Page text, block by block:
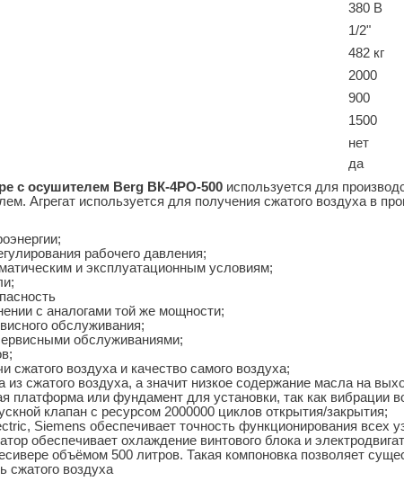
380 В
1/2"
482 кг
2000
900
1500
нет
да
с осушителем Berg ВК-4РО-500 используется для
Агрегат используется для получения сжатого воздуха в
рабочего давления;
и эксплуатационным условиям;
с аналогами той же мощности;
обслуживания;
обслуживаниями;
сжатого воздуха и качество самого воздуха;
из сжатого воздуха, а значит низкое содержание масла на
платформа или фундамент для установки, так как вибрации
клапан с ресурсом 2000000 циклов открытия/закрытия;
Siemens обеспечивает точность функционирования всех
обеспечивает охлаждение винтового блока и
объёмом 500 литров. Такая компоновка позволяет
сжатого воздуха